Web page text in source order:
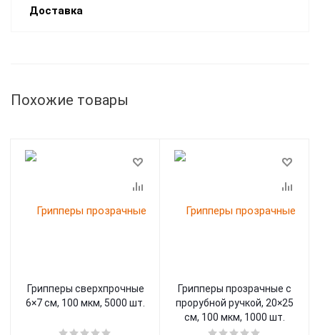
Доставка
Похожие товары
Грипперы сверхпрочные
6×7 см, 100 мкм, 5000 шт.
Грипперы прозрачные с
прорубной ручкой, 20×25
см, 100 мкм, 1000 шт.